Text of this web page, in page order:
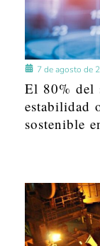
7 de agosto de
El 80% del
estabilidad
sostenible